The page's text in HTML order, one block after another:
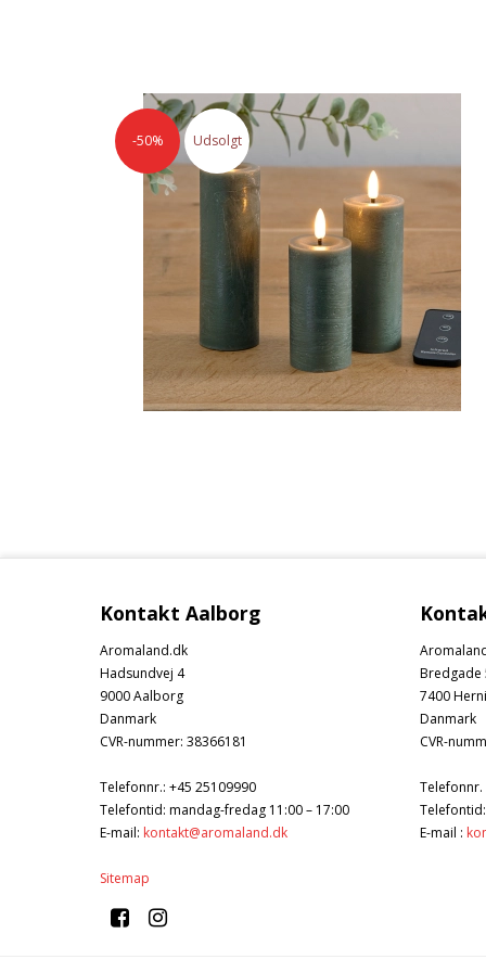
-50% Udsolgt
Kontakt Aalborg
Aromaland.dk
Hadsundvej 4
9000 Aalborg
Danmark
CVR-nummer: 38366181
Telefonnr.: +45 25109990
Telefontid: mandag-fredag 11:00 – 17:00
E-mail: kontakt@aromaland.dk
Sitemap
Bredgade
7400
Danmark
CVR-
Telefonnr.
E-mail :